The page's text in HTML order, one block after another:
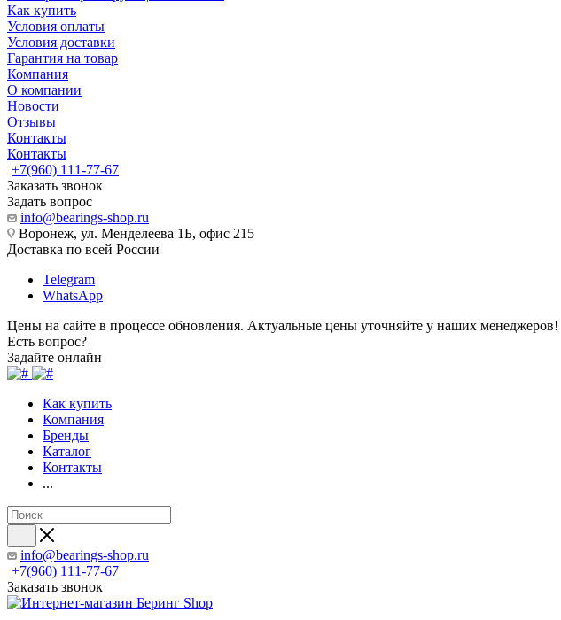
Как купить
Условия оплаты
Условия доставки
Гарантия на товар
Компания
О компании
Новости
Отзывы
Контакты
Контакты
+7(960) 111-77-67
Заказать звонок
Задать вопрос
info@bearings-shop.ru
Воронеж, ул. Менделеева 1Б, офис 215
Доставка по всей России
Telegram
WhatsApp
Цены на сайте в процессе обновления. Актуальные цены уточняйте у наших менеджеров!
Есть вопрос?
Задайте онлайн
Как купить
Компания
Бренды
Каталог
Контакты
...
info@bearings-shop.ru
+7(960) 111-77-67
Заказать звонок